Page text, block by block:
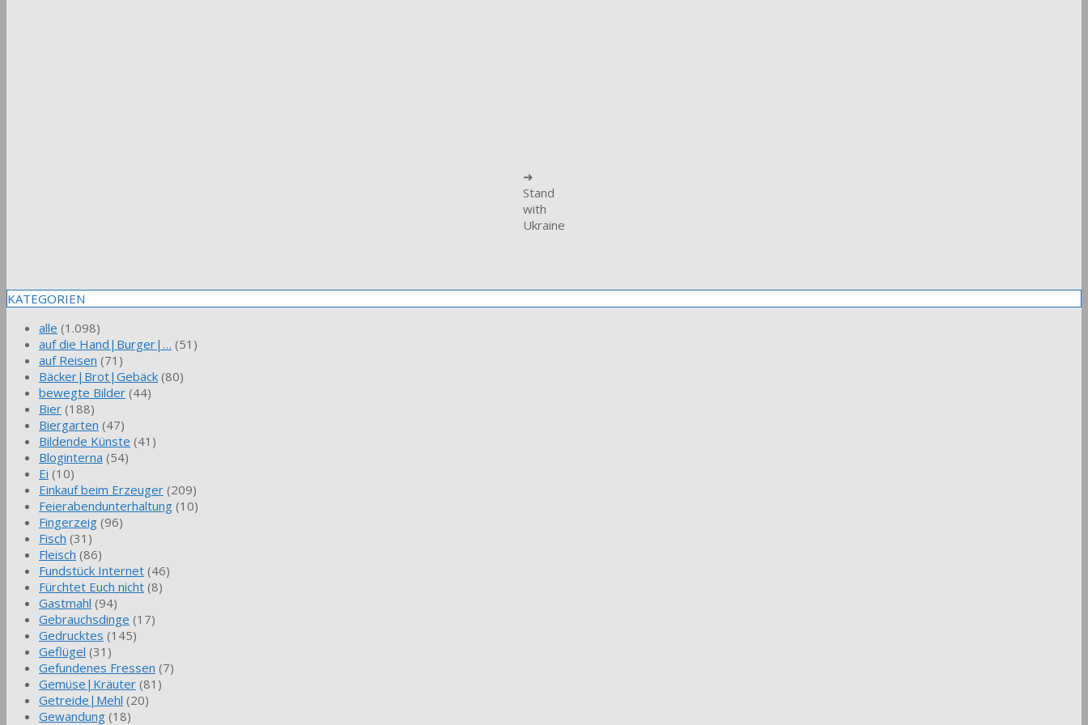
➜
Stand
with
Ukraine
KATEGORIEN
alle (1.098)
auf die Hand|Burger|… (51)
auf Reisen (71)
Bäcker|Brot|Gebäck (80)
bewegte Bilder (44)
Bier (188)
Biergarten (47)
Bildende Künste (41)
Bloginterna (54)
Ei (10)
Einkauf beim Erzeuger (209)
Feierabendunterhaltung (10)
Fingerzeig (96)
Fisch (31)
Fleisch (86)
Fundstück Internet (46)
Fürchtet Euch nicht (8)
Gastmahl (94)
Gebrauchsdinge (17)
Gedrucktes (145)
Geflügel (31)
Gefundenes Fressen (7)
Gemüse|Kräuter (81)
Getreide|Mehl (20)
Gewandung (18)